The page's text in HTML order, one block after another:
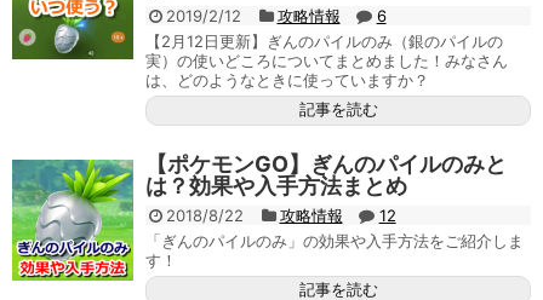
2019/2/12 攻略情報
6
【2月12日更新】ぎんのパイルのみ（銀のパイルの
実）の使いどころについてまとめました！みなさん
は、どのようなときに使っていますか？
記事を読む
【ポケモンGO】ぎんのパイルのみと
は？効果や入手方法まとめ
2018/8/22 攻略情報
12
「ぎんのパイルのみ」の効果や入手方法をご紹介しま
す！
記事を読む